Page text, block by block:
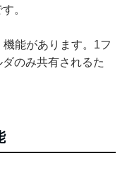
。
能があります。1フ
のみ共有されるた